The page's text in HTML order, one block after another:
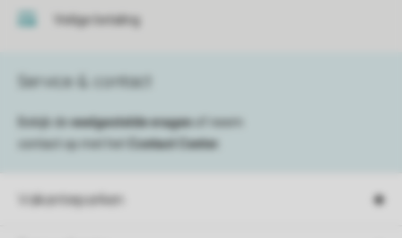
Veilige betaling
Vakantieparken
Service & contact
Bekijk de veelgestelde vragen
of neem
contact op met het
Contact Center